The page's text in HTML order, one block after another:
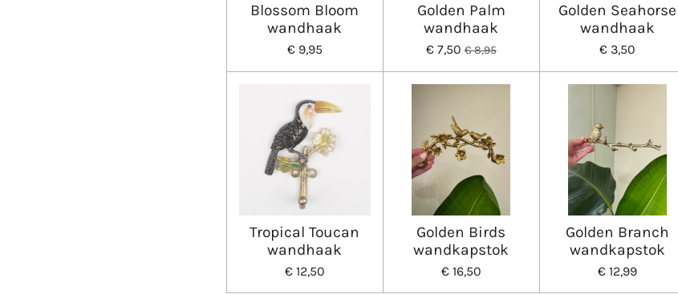
Blossom Bloom
wandhaak
€ 9,95
Golden Palm
wandhaak
€ 7,50 € 8,95
Golden Seahorse
wandhaak
€ 3,50
Tropical Toucan
wandhaak
€ 12,50
Golden Birds
wandkapstok
€ 16,50
Golden Branch
wandkapstok
€ 12,99